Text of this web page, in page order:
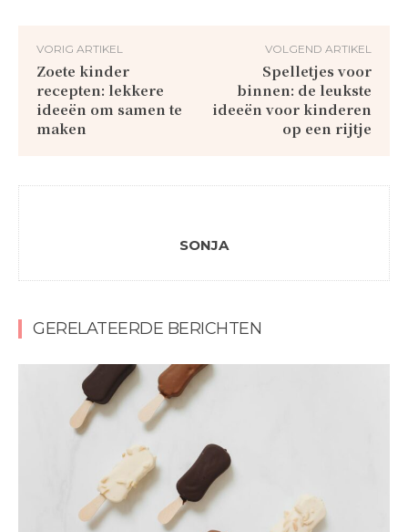
VORIG ARTIKEL
Zoete kinder
recepten: lekkere
ideeën om samen te
maken
VOLGEND ARTIKEL
Spelletjes voor
binnen: de leukste
ideeën voor kinderen
op een rijtje
SONJA
GERELATEERDE BERICHTEN